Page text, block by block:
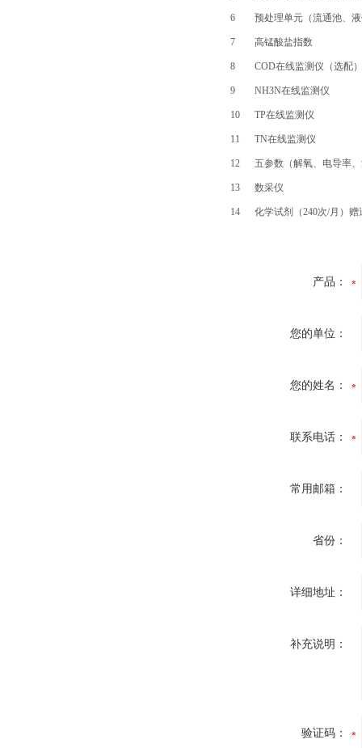
6 预处理单元（流通池、
7 高锰酸盐指数
8 COD在线监测仪（选配）
9 NH3N在线监测仪
10 TP在线监测仪
11 TN在线监测仪
12 五参数（解氧、电导率
13 数采仪
14 化学试剂（240次/月）赠
产品：
您的单位：
您的姓名：
联系电话：
常用邮箱：
省份：
详细地址：
补充说明：
验证码：